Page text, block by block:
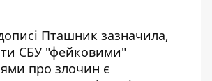
Пташник зазначила,
СБУ "фейковими"
про злочин є